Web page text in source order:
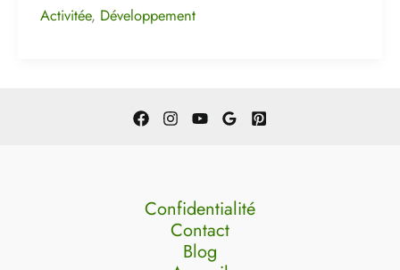
Activitée, Développement
Confidentialité
Contact
Blog